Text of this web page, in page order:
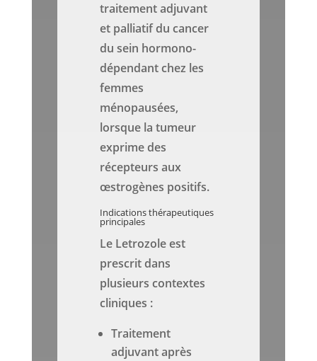
traitement adjuvant
et palliatif du cancer
du sein hormono-
dépendant chez les
femmes
ménopausées,
lorsque la tumeur
exprime des
récepteurs aux
œstrogènes positifs.
Indications thérapeutiques
principales
Le Letrozole est
prescrit dans
plusieurs contextes
cliniques :
Traitement
adjuvant après